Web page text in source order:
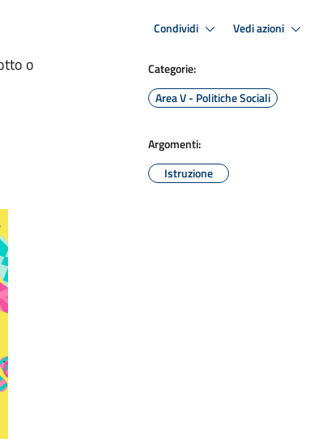
o
Condividi Vedi azioni
Categorie:
Area V - Politiche Sociali
Argomenti:
Istruzione